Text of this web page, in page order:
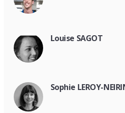
Louise SAGOT
Sophie LEROY-